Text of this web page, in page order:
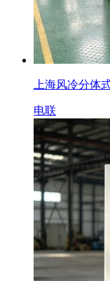
上海风冷分体
电联